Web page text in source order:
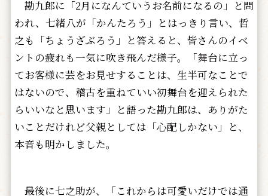
勘九郎に「2月になんていうお名前になるの」と問
われ、七緒八が「かんたろう」とはっきり言い、哲
之も「ちょうざぶろう」と答えると、皆さんのイベ
ントの疲れも一気に吹き飛んだ様子。「舞台に立っ
てお客様に芸をお見せすることは、生半可なことで
はないので、稽古を重ねていい初舞台を迎えられた
らいいなと思います」と語った勘九郎は、ありがた
いことだけれど父親としては「心配しかない」と、
本音も明かしました。
最後に七之助が、「これからは可愛いだけでは通